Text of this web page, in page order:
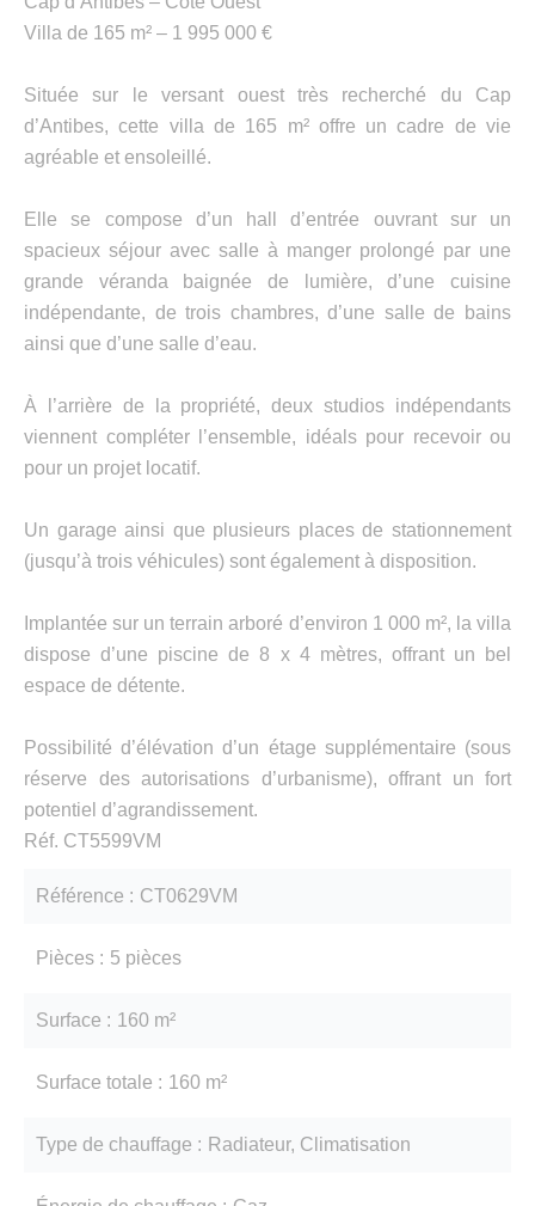
Villa de 165 m² – 1 995 000 €
Située sur le versant ouest très recherché du Cap
d’Antibes, cette villa de 165 m² offre un cadre de vie
agréable et ensoleillé.
Elle se compose d’un hall d’entrée ouvrant sur un
spacieux séjour avec salle à manger prolongé par une
grande véranda baignée de lumière, d’une cuisine
indépendante, de trois chambres, d’une salle de bains
ainsi que d’une salle d’eau.
À l’arrière de la propriété, deux studios indépendants
viennent compléter l’ensemble, idéals pour recevoir ou
pour un projet locatif.
Un garage ainsi que plusieurs places de stationnement
(jusqu’à trois véhicules) sont également à disposition.
Implantée sur un terrain arboré d’environ 1 000 m², la villa
dispose d’une piscine de 8 x 4 mètres, offrant un bel
espace de détente.
Possibilité d’élévation d’un étage supplémentaire (sous
réserve des autorisations d’urbanisme), offrant un fort
potentiel d’agrandissement.
Réf. CT5599VM
Référence CT0629VM
Pièces 5 pièces
Surface 160 m²
Surface totale 160 m²
Type de chauffage Radiateur, Climatisation